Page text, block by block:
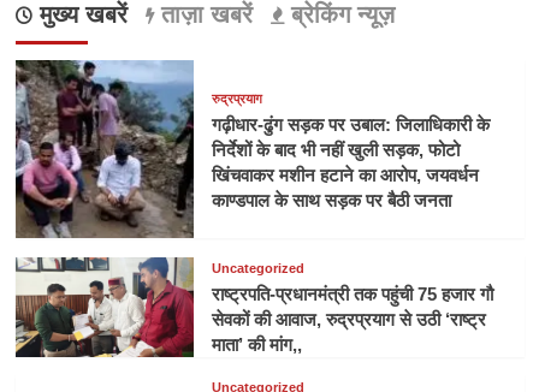
मुख्य खबरें ताज़ा खबरें ब्रेकिंग न्यूज़
रुद्रप्रयाग
गढ़ीधार-ढुंग सड़क पर उबाल: जिलाधिकारी के
निर्देशों के बाद भी नहीं खुली सड़क, फोटो
खिंचवाकर मशीन हटाने का आरोप, जयवर्धन
काण्डपाल के साथ सड़क पर बैठी जनता
Uncategorized
राष्ट्रपति-प्रधानमंत्री तक पहुंची 75 हजार गौ
सेवकों की आवाज, रुद्रप्रयाग से उठी ‘राष्ट्र
माता’ की मांग,,
Uncategorized